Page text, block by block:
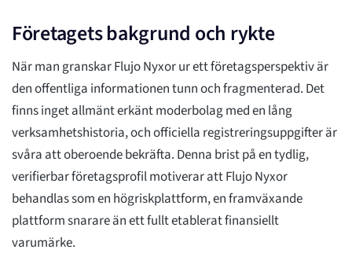
Företagets bakgrund och rykte
När man granskar Flujo Nyxor ur ett företagsperspektiv är
den offentliga informationen tunn och fragmenterad. Det
finns inget allmänt erkänt moderbolag med en lång
verksamhetshistoria, och officiella registreringsuppgifter är
svåra att oberoende bekräfta. Denna brist på en tydlig,
verifierbar företagsprofil motiverar att Flujo Nyxor
behandlas som en högriskplattform, en framväxande
plattform snarare än ett fullt etablerat finansiellt
varumärke.